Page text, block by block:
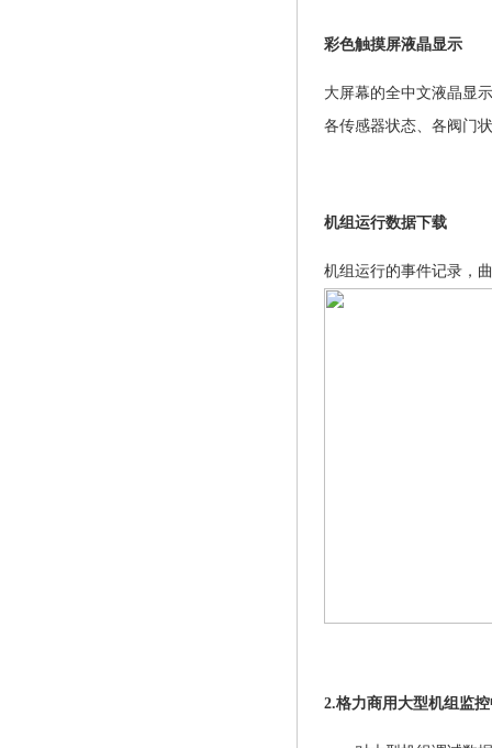
彩色触摸屏液晶显示
大屏幕的全中文液晶显
各传感器状态、各阀门
机组运行数据下载
机组运行的事件记录，
2.格力商用大型机组监